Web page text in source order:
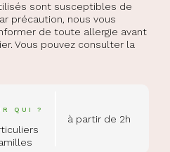
sont susceptibles de
précaution, nous vous
de toute allergie avant
Vous pouvez consulter la
QUI ?
à partir de 2h